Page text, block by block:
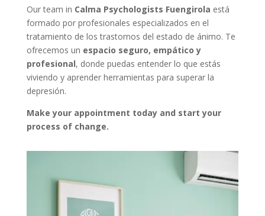
Our team in Calma Psychologists Fuengirola está
formado por profesionales especializados en el
tratamiento de los trastornos del estado de ánimo. Te
ofrecemos un espacio seguro, empático y
profesional, donde puedas entender lo que estás
viviendo y aprender herramientas para superar la
depresión.
Make your appointment today and start your
process of change.